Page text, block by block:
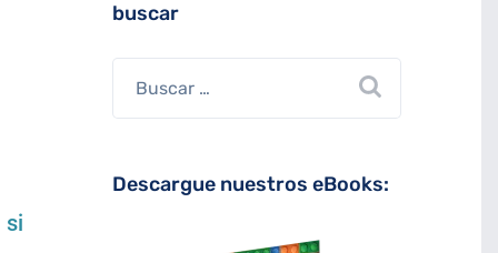
si
buscar
Descargue nuestros eBooks: